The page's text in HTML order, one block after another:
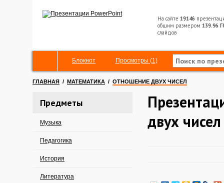
На сайте 19146
общим размером 139.96
слайдов
Блокнот Просмотры (1)
ГЛАВНАЯ / МАТЕМАТИКА / ОТНОШЕНИЕ ДВУХ ЧИСЕЛ
Предметы
Музыка
Педагогика
История
Литература
двух чисел